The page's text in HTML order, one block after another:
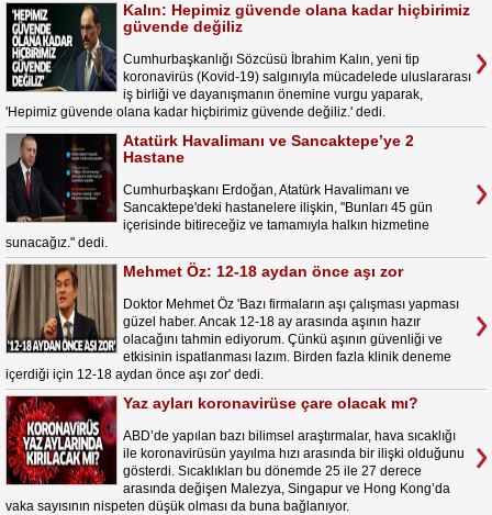
Kalın: Hepimiz güvende olana kadar hiçbirimiz
güvende değiliz
Cumhurbaşkanlığı Sözcüsü İbrahim Kalın, yeni tip
koronavirüs (Kovid-19) salgınıyla mücadelede uluslararası
iş birliği ve dayanışmanın önemine vurgu yaparak,
'Hepimiz güvende olana kadar hiçbirimiz güvende değiliz.' dedi.
Atatürk Havalimanı ve Sancaktepe’ye 2
Hastane
Cumhurbaşkanı Erdoğan, Atatürk Havalimanı ve
Sancaktepe'deki hastanelere ilişkin, "Bunları 45 gün
içerisinde bitireceğiz ve tamamıyla halkın hizmetine
sunacağız." dedi.
Mehmet Öz: 12-18 aydan önce aşı zor
Doktor Mehmet Öz 'Bazı firmaların aşı çalışması yapması
güzel haber. Ancak 12-18 ay arasında aşının hazır
olacağını tahmin ediyorum. Çünkü aşının güvenliği ve
etkisinin ispatlanması lazım. Birden fazla klinik deneme
içerdiği için 12-18 aydan önce aşı zor' dedi.
Yaz ayları koronavirüse çare olacak mı?
ABD’de yapılan bazı bilimsel araştırmalar, hava sıcaklığı
ile koronavirüsün yayılma hızı arasında bir ilişki olduğunu
gösterdi. Sıcaklıkları bu dönemde 25 ile 27 derece
arasında değişen Malezya, Singapur ve Hong Kong’da
vaka sayısının nispeten düşük olması da buna bağlanıyor.